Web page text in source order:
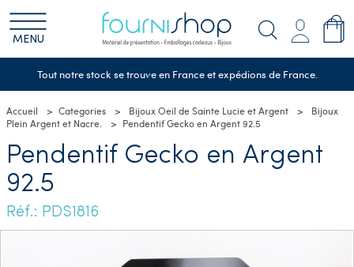
MENU
Tout notre stock se trouve en France et expédions de France.
Accueil Categories Bijoux Oeil de Sainte Lucie et Argent
Bijoux
Plein Argent et Nacre.
Pendentif Gecko en Argent 92.5
Pendentif Gecko en Argent
92.5
Réf.: PDS1816